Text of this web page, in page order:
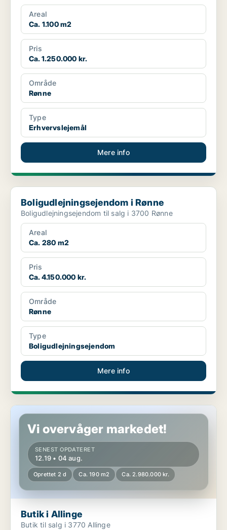
Areal
Ca. 1.100 m2
Pris
Ca. 1.250.000 kr.
Område
Rønne
Type
Erhvervslejemål
Mere info
Boligudlejningsejendom i Rønne
Boligudlejningsejendom i Rønne
Boligudlejningsejendom til salg i 3700 Rønne
Areal
Ca. 280 m2
Pris
Ca. 4.150.000 kr.
Område
Rønne
Type
Boligudlejningsejendom
Mere info
Butik i Allinge
Vi overvåger markedet!
SENEST OPDATERET
12.19 • 04 aug.
Oprettet 2 d Ca. 190 m2 Ca. 2.980.000 kr.
Butik i Allinge
Butik til salg i 3770 Allinge